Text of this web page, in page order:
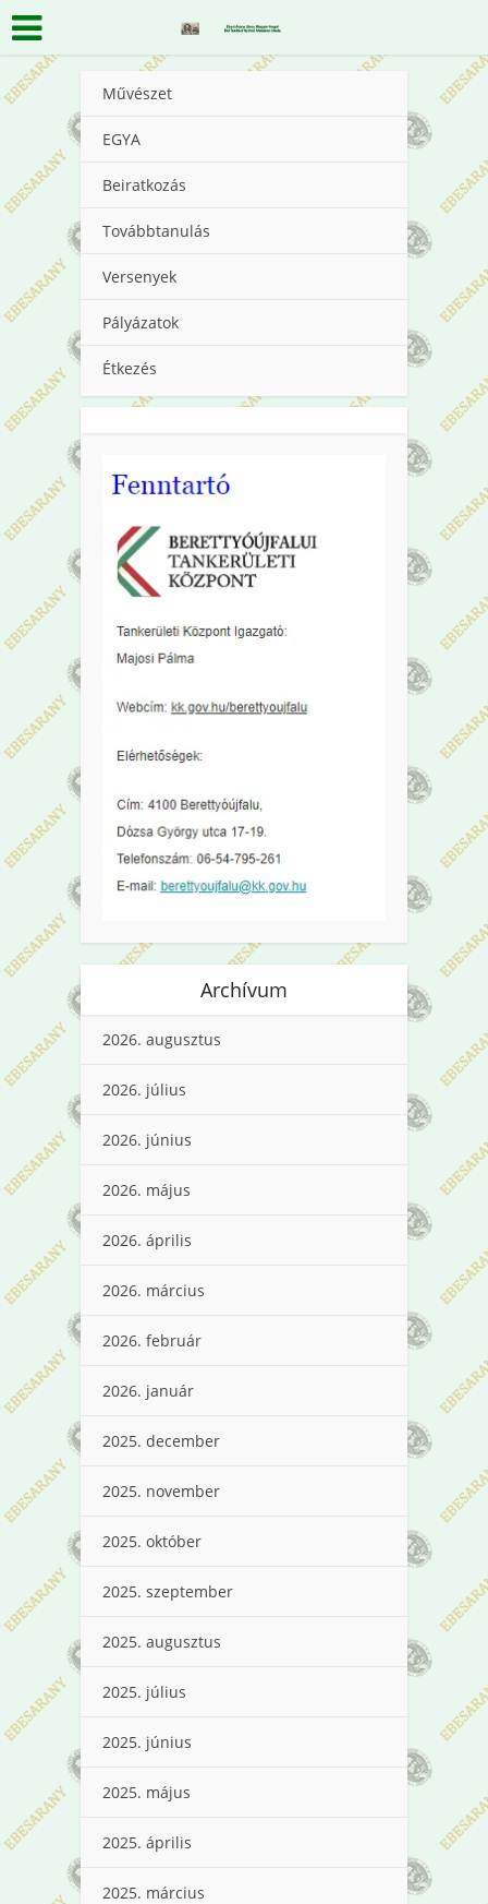
Művészet
EGYA
Beiratkozás
Továbbtanulás
Versenyek
Pályázatok
Étkezés
Archívum
2026. augusztus
2026. július
2026. június
2026. május
2026. április
2026. március
2026. február
2026. január
2025. december
2025. november
2025. október
2025. szeptember
2025. augusztus
2025. július
2025. június
2025. május
2025. április
2025. március